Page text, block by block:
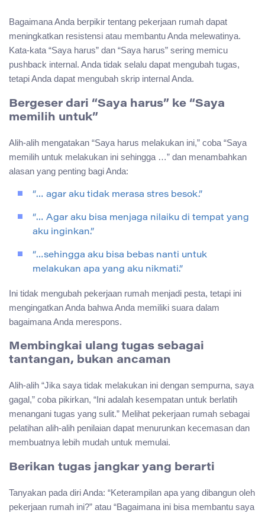
Bagaimana Anda berpikir tentang pekerjaan rumah dapat
meningkatkan resistensi atau membantu Anda melewatinya.
Kata-kata “Saya harus” dan “Saya harus” sering memicu
pushback internal. Anda tidak selalu dapat mengubah tugas,
tetapi Anda dapat mengubah skrip internal Anda.
Bergeser dari “Saya harus” ke “Saya
memilih untuk”
Alih-alih mengatakan “Saya harus melakukan ini,” coba “Saya
memilih untuk melakukan ini sehingga …” dan menambahkan
alasan yang penting bagi Anda:
“… agar aku tidak merasa stres besok.”
“… Agar aku bisa menjaga nilaiku di tempat yang
aku inginkan.”
“…sehingga aku bisa bebas nanti untuk
melakukan apa yang aku nikmati.”
Ini tidak mengubah pekerjaan rumah menjadi pesta, tetapi ini
mengingatkan Anda bahwa Anda memiliki suara dalam
bagaimana Anda merespons.
Membingkai ulang tugas sebagai
tantangan, bukan ancaman
Alih-alih “Jika saya tidak melakukan ini dengan sempurna, saya
gagal,” coba pikirkan, “Ini adalah kesempatan untuk berlatih
menangani tugas yang sulit.” Melihat pekerjaan rumah sebagai
pelatihan alih-alih penilaian dapat menurunkan kecemasan dan
membuatnya lebih mudah untuk memulai.
Berikan tugas jangkar yang berarti
Tanyakan pada diri Anda: “Keterampilan apa yang dibangun oleh
pekerjaan rumah ini?” atau “Bagaimana ini bisa membantu saya